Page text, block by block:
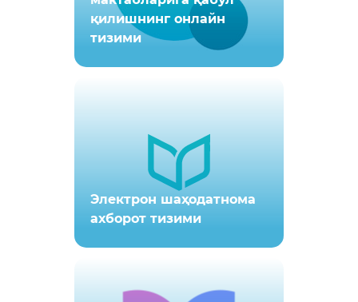
қилишнинг онлайн
тизими
Электрон шаҳодатнома
ахборот тизими